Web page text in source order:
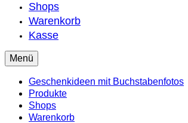
Shops
Warenkorb
Kasse
Menü
Geschenkideen mit Buchstabenfotos
Produkte
Shops
Warenkorb